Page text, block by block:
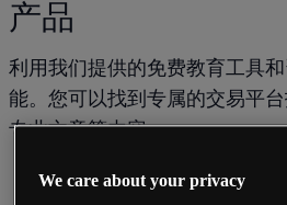
产品
利用我们提供的免费教育工具
能。您可以找到专属的交易平台
专业文章等内容。
We care about your privacy